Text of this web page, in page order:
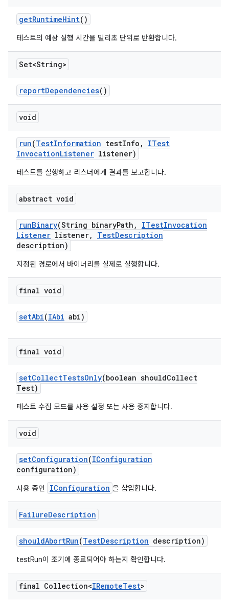
getRuntimeHint()
테스트의 예상 실행 시간을 밀리초 단위로 반환합니다.
Set<String>
reportDependencies()
void
run(TestInformation testInfo ,
ITest
InvocationListener listener)
테스트를 실행하고 리스너에게 결과를 보고합니다.
abstract void
runBinary(String binaryPath , ITestInvocation
Listener listener, TestDescription
description)
지정된 경로에서 바이너리를 실제로 실행합니다.
final void
setAbi(IAbi abi)
final void
setCollectTestsOnly(boolean shouldCollect
Test)
테스트 수집 모드를 사용 설정 또는 사용 중지합니다.
void
setConfiguration(IConfiguration
configuration)
사용 중인 IConfiguration 을 삽입합니다.
FailureDescription
shouldAbortRun(TestDescription description)
testRun이 조기에 종료되어야 하는지 확인합니다.
final Collection<IRemoteTest>